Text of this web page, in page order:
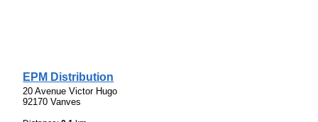
EPM Distribution
20 Avenue Victor Hugo
92170 Vanves